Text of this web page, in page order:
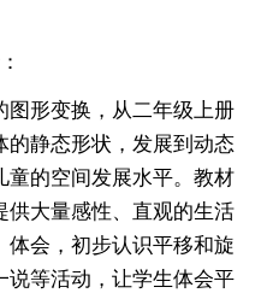
形变换，从二年级上册
的静态形状，发展到动态
童的空间发展水平。教材
供大量感性、直观的生活
体会，初步认识平移和旋
说等活动，让学生体会平